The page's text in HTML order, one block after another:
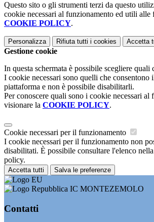
Questo sito o gli strumenti terzi da questo
cookie necessari al funzionamento ed utili alle
COOKIE POLICY.
Personalizza Rifiuta tutti i cookies Accetta
Gestione cookie
In questa schermata è possibile scegliere quali
I cookie necessari sono quelli che consentono
piattaforma e non è possibile disabilitarli.
Per conoscere quali sono i cookie necessari al
visionare la COOKIE POLICY.
Cookie necessari per il funzionamento
I cookie necessari per il funzionamento non
disabilitati. È possibile consultare l'elenco
policy.
Accetta tutti Salva le preferenze
IC MONTEZEMOLO
Contatti